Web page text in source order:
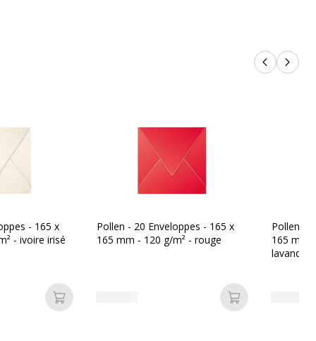
Produits
- 165 x
- ivoire irisé
Ajouter au panier
Pollen - 20 Enveloppes - 165 x
165 mm - 120 g/m² - rouge
Ajouter au
Pollen -
165 mm
lavande